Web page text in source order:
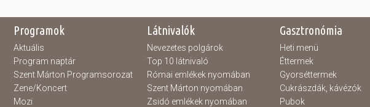
Programok
Aktuális
Program naptár
Szent Márton Programsorozat
Zene/Koncert
Mozi
Látnivalók
Nevezetes polgárok
Top 10 látnivaló
Római emlékek nyomában
Szent Márton nyomában
Zsidó emlékek nyomában
Gasztronómia
Heti menü
Éttermek
Gyorséttermek
Cukrászdák, kávézók
Pubok